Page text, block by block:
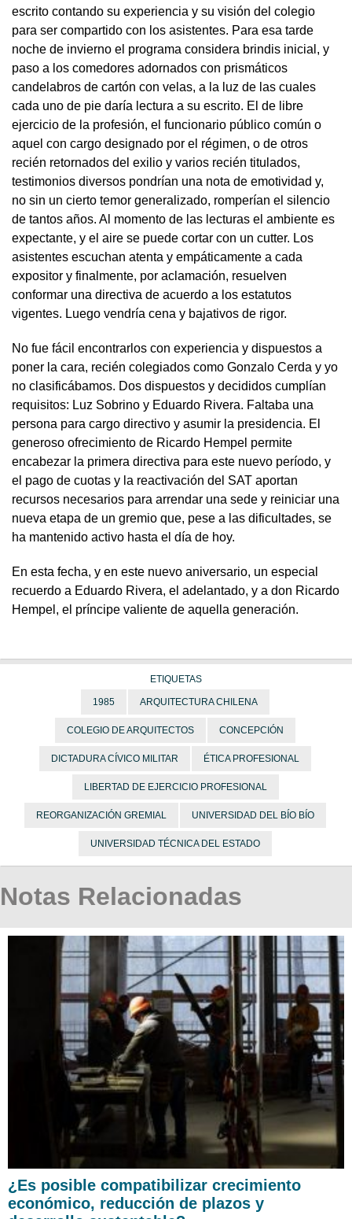
escrito contando su experiencia y su visión del colegio
para ser compartido con los asistentes. Para esa tarde
noche de invierno el programa considera brindis inicial, y
paso a los comedores adornados con prismáticos
candelabros de cartón con velas, a la luz de las cuales
cada uno de pie daría lectura a su escrito. El de libre
ejercicio de la profesión, el funcionario público común o
aquel con cargo designado por el régimen, o de otros
recién retornados del exilio y varios recién titulados,
testimonios diversos pondrían una nota de emotividad y,
no sin un cierto temor generalizado, romperían el silencio
de tantos años. Al momento de las lecturas el ambiente es
expectante, y el aire se puede cortar con un cutter. Los
asistentes escuchan atenta y empáticamente a cada
expositor y finalmente, por aclamación, resuelven
conformar una directiva de acuerdo a los estatutos
vigentes. Luego vendría cena y bajativos de rigor.
No fue fácil encontrarlos con experiencia y dispuestos a
poner la cara, recién colegiados como Gonzalo Cerda y yo
no clasificábamos. Dos dispuestos y decididos cumplían
requisitos: Luz Sobrino y Eduardo Rivera. Faltaba una
persona para cargo directivo y asumir la presidencia. El
generoso ofrecimiento de Ricardo Hempel permite
encabezar la primera directiva para este nuevo período, y
el pago de cuotas y la reactivación del SAT aportan
recursos necesarios para arrendar una sede y reiniciar una
nueva etapa de un gremio que, pese a las dificultades, se
ha mantenido activo hasta el día de hoy.
En esta fecha, y en este nuevo aniversario, un especial
recuerdo a Eduardo Rivera, el adelantado, y a don Ricardo
Hempel, el príncipe valiente de aquella generación.
ETIQUETAS
1985 ARQUITECTURA CHILENA
COLEGIO DE ARQUITECTOS CONCEPCIÓN
DICTADURA CÍVICO MILITAR ÉTICA PROFESIONAL
LIBERTAD DE EJERCICIO PROFESIONAL
REORGANIZACIÓN GREMIAL UNIVERSIDAD DEL BÍO BÍO
UNIVERSIDAD TÉCNICA DEL ESTADO
Notas Relacionadas
¿Es posible compatibilizar crecimiento
económico, reducción de plazos y